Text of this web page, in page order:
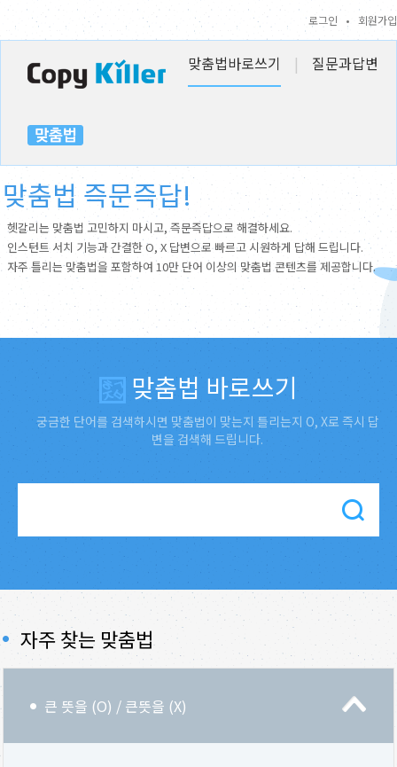
로그인 • 회원가입
맞춤법바로쓰기 | 질문과답변
맞춤법 즉문즉답!
헷갈리는 맞춤법 고민하지 마시고, 즉문즉답으로 해결하세요.
인스턴트 서치 기능과 간결한 O, X 답변으로 빠르고 시원하게 답해 드립니다.
자주 틀리는 맞춤법을 포함하여 10만 단어 이상의 맞춤법 콘텐츠를 제공합니다.
맞춤법 바로쓰기
궁금한 단어를 검색하시면 맞춤법이 맞는지 틀리는지 O, X로 즉시 답
변을 검색해 드립니다.
자주 찾는 맞춤법
큰 뜻을 (O) / 큰뜻을 (X)